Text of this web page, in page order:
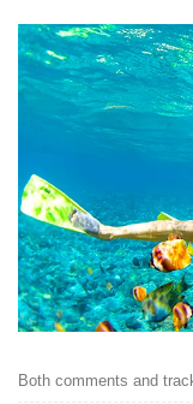
Both comments and